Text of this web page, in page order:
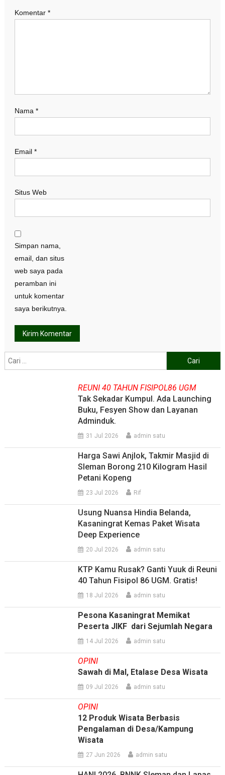
Komentar *
Nama *
Email *
Situs Web
Simpan nama,
email, dan situs
web saya pada
peramban ini
untuk komentar
saya berikutnya.
untuk:
REUNI 40 TAHUN FISIPOL86 UGM
Tak Sekadar Kumpul. Ada Launching
Buku, Fesyen Show dan Layanan
Adminduk.
31 Jul 2026 admin satu
Harga Sawi Anjlok, Takmir Masjid di
Sleman Borong 210 Kilogram Hasil
Petani Kopeng
23 Jul 2026 Rif
Usung Nuansa Hindia Belanda,
Kasaningrat Kemas Paket Wisata
Deep Experience
20 Jul 2026 admin satu
KTP Kamu Rusak? Ganti Yuuk di Reuni
40 Tahun Fisipol 86 UGM. Gratis!
18 Jul 2026 admin satu
Pesona Kasaningrat Memikat
Peserta JIKF dari Sejumlah Negara
14 Jul 2026 admin satu
OPINI
Sawah di Mal, Etalase Desa Wisata
09 Jul 2026 admin satu
OPINI
12 Produk Wisata Berbasis
Pengalaman di Desa/Kampung
Wisata
27 Jun 2026 admin satu